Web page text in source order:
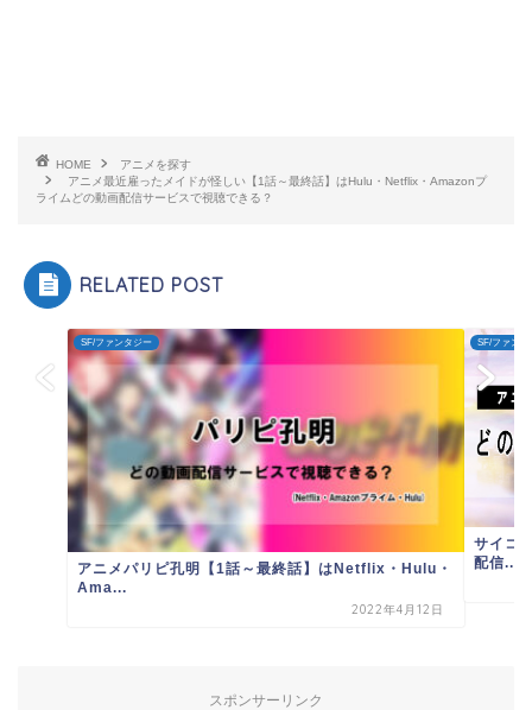
HOME
アニメを探す
アニメ最近雇ったメイドが怪しい【1話～最終話】はHulu・Netflix・Amazonプ
ライムどの動画配信サービスで視聴できる？
RELATED POST
SF/ファンタジー
アニメパリピ孔明【1話～最終話】はNetflix・Hulu・
Ama...
2022年4月12日
SF/ファンタ
サイコ
配信...
スポンサーリンク